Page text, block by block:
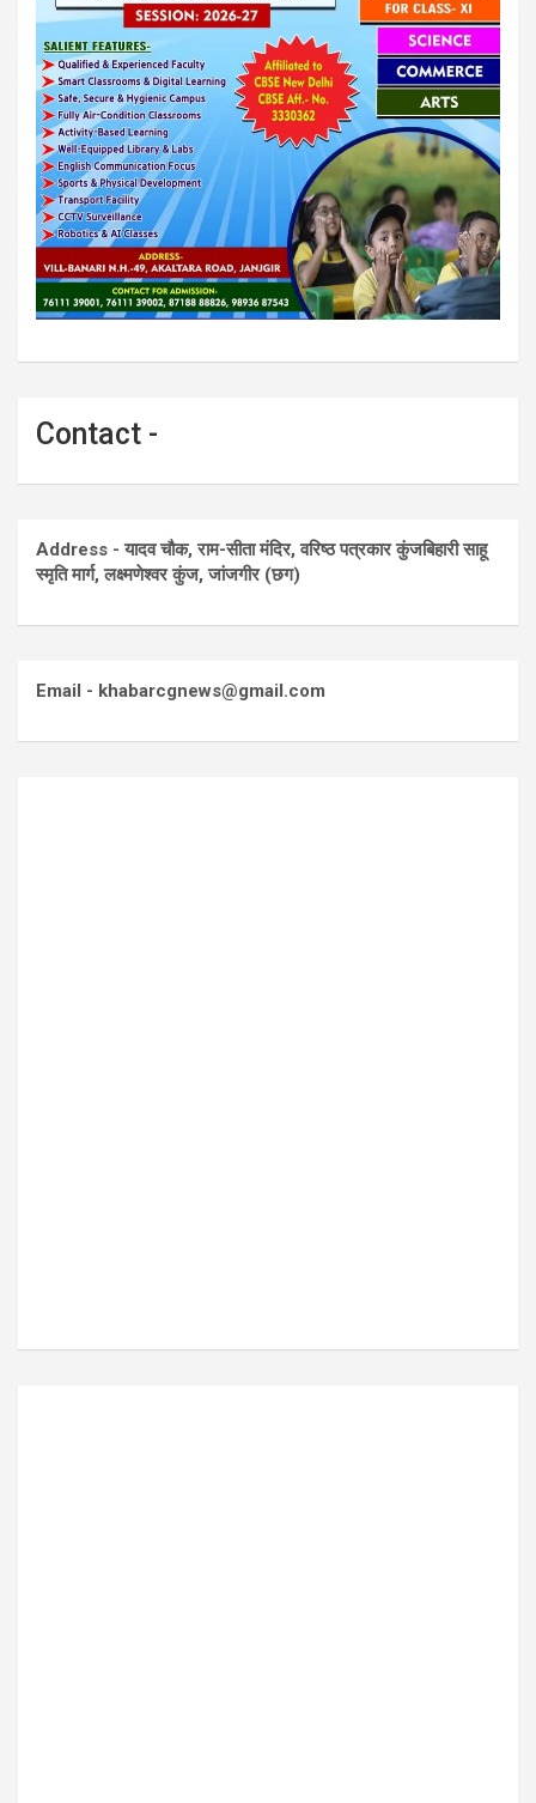
Contact -
Address - यादव चौक, राम-सीता मंदिर, वरिष्ठ पत्रकार कुंजबिहारी साहू
स्मृति मार्ग, लक्ष्मणेश्वर कुंज, जांजगीर (छग)
Email - khabarcgnews@gmail.com